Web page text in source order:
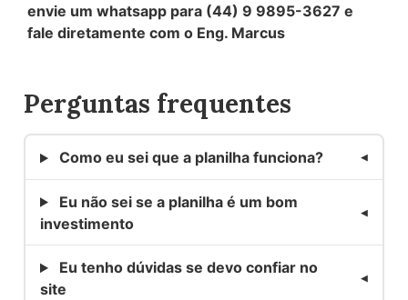
envie um whatsapp para (44) 9 9895-3627 e
fale diretamente com o Eng. Marcus
Perguntas frequentes
Como eu sei que a planilha funciona?
Eu não sei se a planilha é um bom
investimento
Eu tenho dúvidas se devo confiar no
site